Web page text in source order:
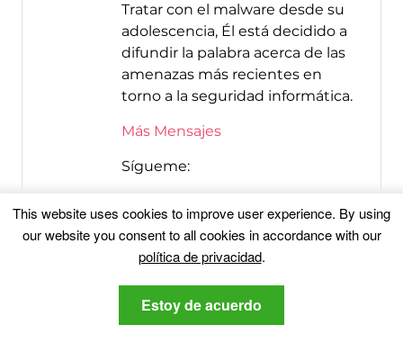
Tratar con el malware desde su
adolescencia, Él está decidido a
difundir la palabra acerca de las
amenazas más recientes en
torno a la seguridad informática.
Más Mensajes
Sígueme:
This website uses cookies to improve user experience. By using
our website you consent to all cookies in accordance with our
política de privacidad.
Estoy de acuerdo